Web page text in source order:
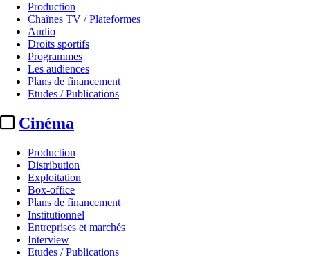
Production
Chaînes TV / Plateformes
Audio
Droits sportifs
Programmes
Les audiences
Plans de financement
Etudes / Publications
Cinéma
Production
Distribution
Exploitation
Box-office
Plans de financement
Institutionnel
Entreprises et marchés
Interview
Etudes / Publications